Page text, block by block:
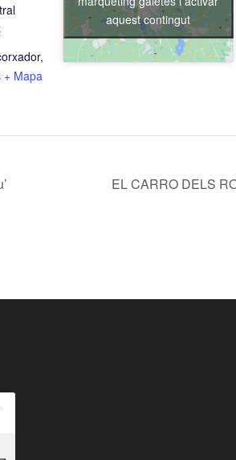
+ Mapa
aquest contingut
EL CARRO DELS